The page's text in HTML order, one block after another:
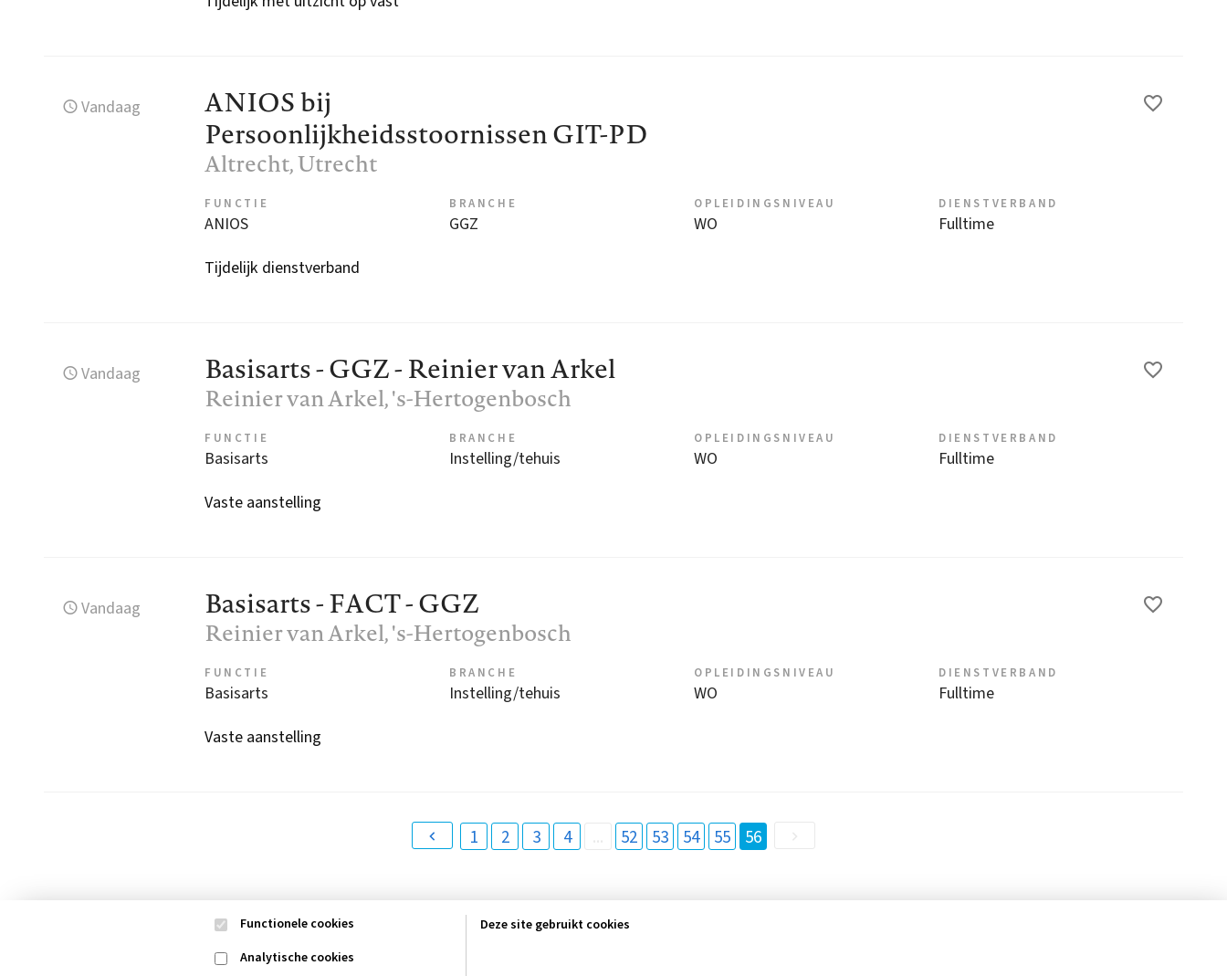
Vandaag
ANIOS bij
Persoonlijkheidsstoornissen GIT-PD
Altrecht, Utrecht
FUNCTIE
ANIOS
BRANCHE
GGZ
OPLEIDINGSNIVEAU
WO
DIENSTVERBAND
Fulltime
Tijdelijk dienstverband
Vandaag Basisarts - GGZ - Reinier van Arkel
Reinier van Arkel, 's-Hertogenbosch
FUNCTIE
Basisarts
BRANCHE
Instelling/tehuis
OPLEIDINGSNIVEAU
WO
DIENSTVERBAND
Fulltime
Vaste aanstelling
Vandaag Basisarts - FACT - GGZ
Reinier van Arkel, 's-Hertogenbosch
FUNCTIE
Basisarts
BRANCHE
Instelling/tehuis
OPLEIDINGSNIVEAU
WO
DIENSTVERBAND
Fulltime
Vaste aanstelling
1 2 3 4 52 53 54 55
56
Deze site gebruikt cookies
Functionele cookies
Analytische cookies